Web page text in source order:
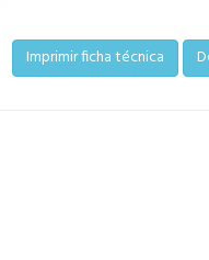
Imprimir ficha técnica